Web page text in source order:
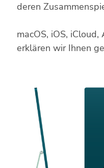
deren
macOS, iOS,
erklären wir Ihnen